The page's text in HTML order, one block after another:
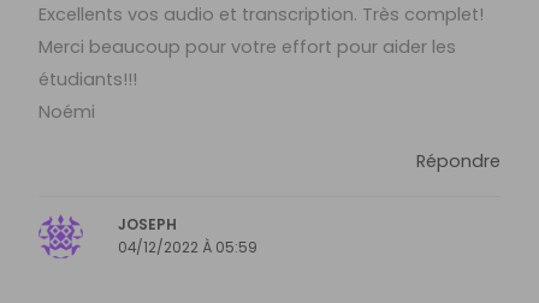
Excellents vos audio et transcription. Très complet!
Merci beaucoup pour votre effort pour aider les
étudiants!!!
Noémi
Répondre
JOSEPH
04/12/2022 À 05:59